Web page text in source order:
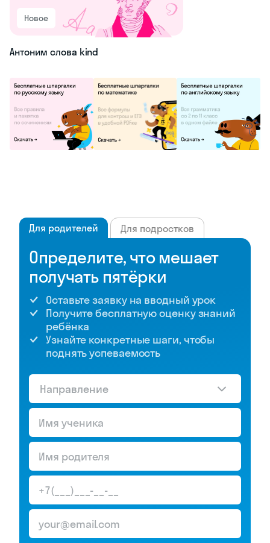
Новое
Антоним слова kind
Для родителей Для подростков
Определите, что мешает
получать пятёрки
Оставьте заявку на вводный урок
Получите бесплатную оценку знаний
ребёнка
Узнайте конкретные шаги, чтобы
поднять успеваемость
Направление